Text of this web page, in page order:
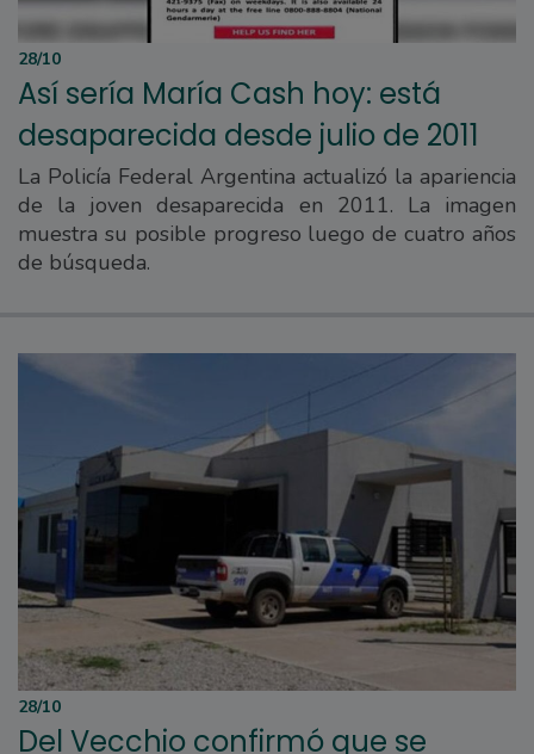
28/10
Así sería María Cash hoy: está
desaparecida desde julio de 2011
La Policía Federal Argentina actualizó la apariencia
de la joven desaparecida en 2011. La imagen
muestra su posible progreso luego de cuatro años
de búsqueda.
28/10
Del Vecchio confirmó que se